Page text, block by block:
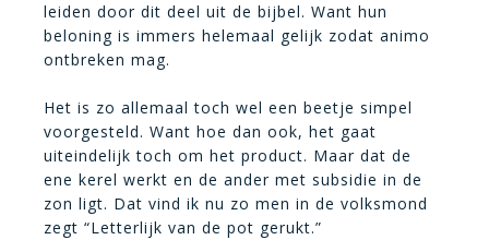
leiden door dit deel uit de bijbel. Want hun
beloning is immers helemaal gelijk zodat animo
ontbreken mag.
Het is zo allemaal toch wel een beetje simpel
voorgesteld. Want hoe dan ook, het gaat
uiteindelijk toch om het product. Maar dat de
ene kerel werkt en de ander met subsidie in de
zon ligt. Dat vind ik nu zo men in de volksmond
zegt “Letterlijk van de pot gerukt.”